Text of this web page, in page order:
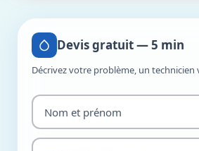
Devis gratuit — 5 min
Décrivez votre problème, un technicien